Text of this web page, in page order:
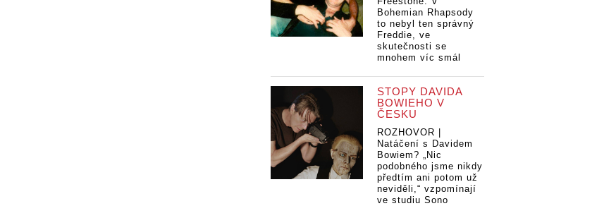
Bohemian Rhapsody
to nebyl ten správný
Freddie, ve
skutečnosti se
mnohem víc smál
STOPY DAVIDA
BOWIEHO V
ČESKU
ROZHOVOR |
Natáčení s Davidem
Bowiem? „Nic
podobného jsme nikdy
předtím ani potom už
neviděli,“ vzpomínají
ve studiu Sono